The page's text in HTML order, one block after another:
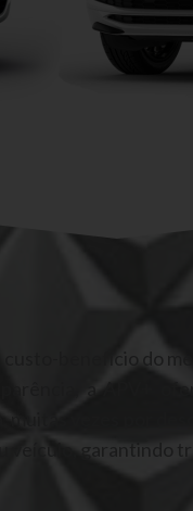
benefício do
a APV+
veículo, garantindo